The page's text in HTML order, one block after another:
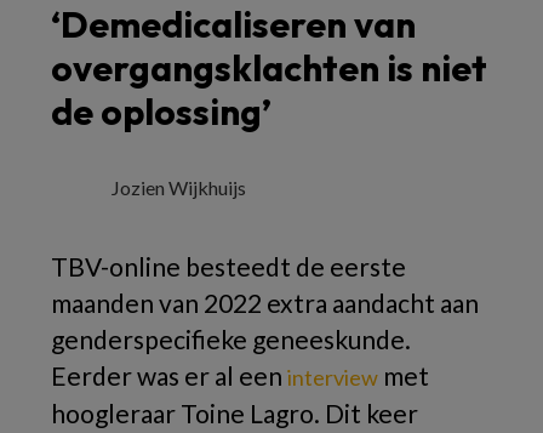
‘Demedicaliseren van
overgangsklachten is niet
de oplossing’
Jozien Wijkhuijs
TBV-online besteedt de eerste
maanden van 2022 extra aandacht aan
genderspecifieke geneeskunde.
Eerder was er al een interview met
hoogleraar Toine Lagro. Dit keer